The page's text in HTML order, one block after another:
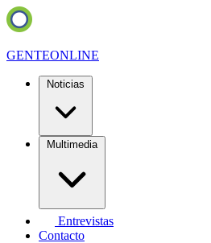
GENTEONLINE
Noticias
Multimedia
Entrevistas
Contacto